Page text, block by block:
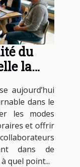
du
la
aujourd’hui
dans le
les modes
et offrir
dans de
quel point...